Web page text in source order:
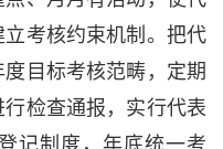
考核约束机制。把代
目标考核范畴，定期
检查通报，实行代表
记制度，年底统一考